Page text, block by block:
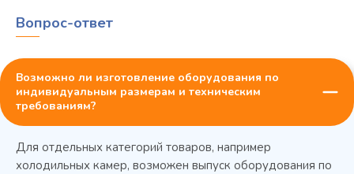
Вопрос-ответ
Возможно ли изготовление оборудования по
индивидуальным размерам и техническим
требованиям?
Для отдельных категорий товаров, например
холодильных камер, возможен выпуск оборудования по